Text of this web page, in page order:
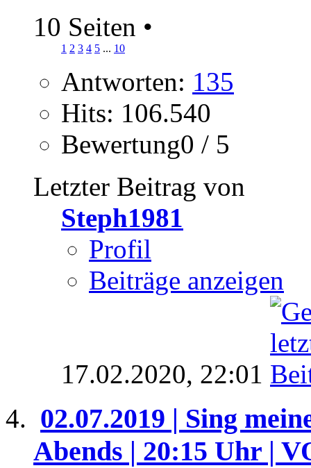
10 Seiten •
1 2 3 4 5 ... 10
Antworten: 135
Hits: 106.540
Bewertung0 / 5
Letzter Beitrag von
Steph1981
Profil
Beiträge anzeigen
17.02.2020, 22:01
02.07.2019 | Sing
Abends | 20:15 Uhr |